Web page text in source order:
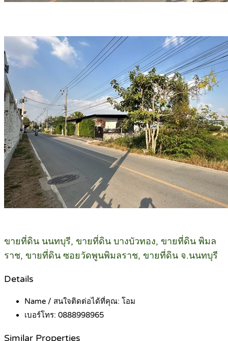
ขายที่ดิน นนทบุรี, ขายที่ดิน บางบัวทอง, ขายที่ดิน พิมล
ราช, ขายที่ดิน ซอยวัดพูนพิมลราช, ขายที่ดิน จ.นนทบุรี
Details
Name / สนใจติดต่อได้ที่คุณ: โอม
เบอร์โทร: 0888998965
Similar Properties